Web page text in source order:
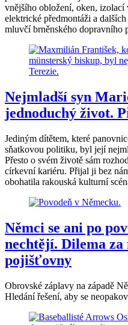
vnějšího obložení, oken, izolací
elektrické předmontáži a
mluvčí brněnského dopravního
Nejmladší syn
jednoduchý život.
Jediným dítětem, které
sňatkovou politiku, byl její
Přesto o svém životě sám
církevní kariéru. Přijal ji bez
obohatila rakouská kulturní
Němci se ani po
nechtějí. Dilema za
pojišťovny
Obrovské záplavy na západě
Hledání řešení, aby se